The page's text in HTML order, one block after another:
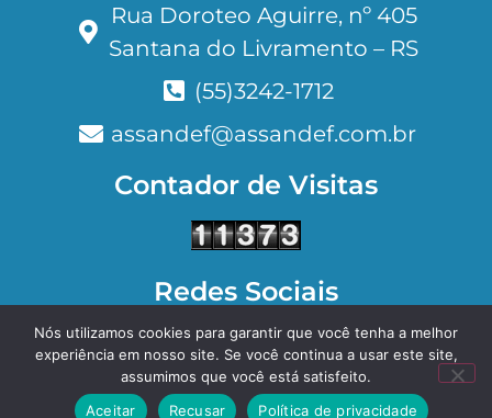
Rua Doroteo Aguirre, nº 405
Santana do Livramento – RS
(55)3242-1712
assandef@assandef.com.br
Contador de Visitas
Redes Sociais
Facebook Instagram
Nós utilizamos cookies para garantir que você tenha a melhor
experiência em nosso site. Se você continua a usar este site,
assumimos que você está satisfeito.
Aceitar
Recusar Política de privacidade